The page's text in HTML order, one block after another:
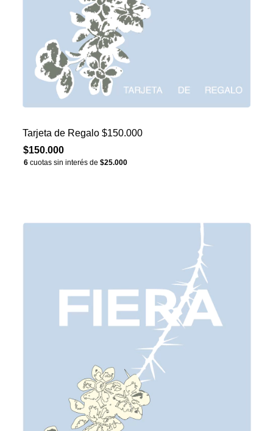
Tarjeta de Regalo $150.000
$150.000
6 cuotas sin interés de $25.000